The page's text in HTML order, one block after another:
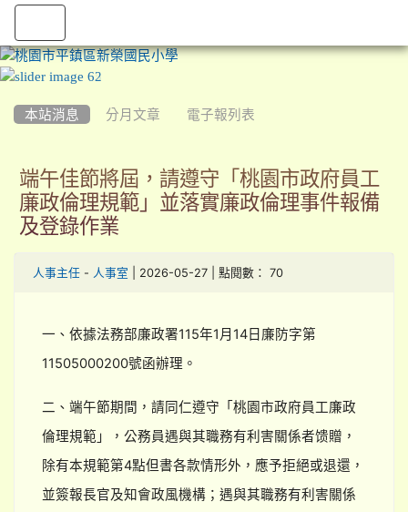
本站消息 分月文章 電子報列表
端午佳節將屆，請遵守「桃園市政府員工
廉政倫理規範」並落實廉政倫理事件報備
及登錄作業
人事主任 - 人事室 | 2026-05-27 | 點閱數： 70
一、依據法務部廉政署115年1月14日廉防字第
11505000200號函辦理。
二、端午節期間，請同仁遵守「桃園市政府員工廉政
倫理規範」，公務員遇與其職務有利害關係者馈贈，
除有本規範第4點但書各款情形外，應予拒絕或退還，
並簽報長官及知會政風機構；遇與其職務有利害關係